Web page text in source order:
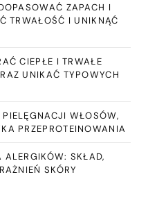
ZAPACH I
TRWAŁOŚĆ I UNIKNĄĆ
CIEPŁE I TRWAŁE
UNIKAĆ TYPOWYCH
WŁOSÓW,
PRZEPROTEINOWANIA
SKŁAD,
SKÓRY